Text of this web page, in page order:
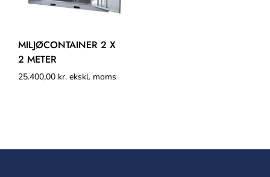
MILJØCONTAINER 2 X
2 METER
25.400,00 kr. ekskl. moms